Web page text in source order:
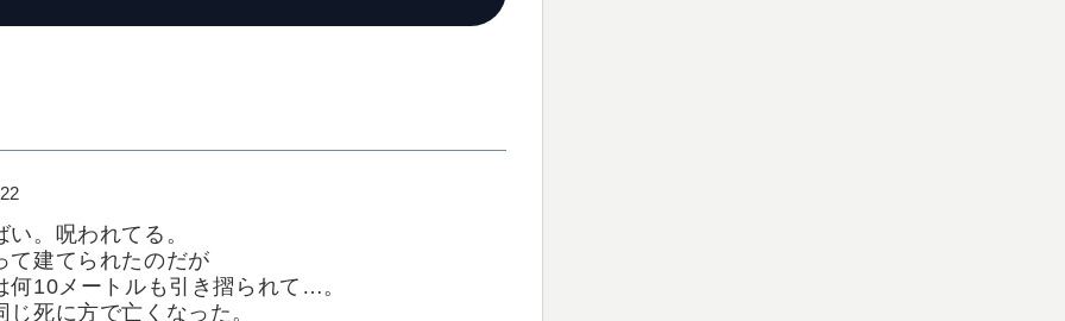
。呪われてる。
て建てられたのだが
10メートルも引き摺られて…。
死に方で亡くなった。